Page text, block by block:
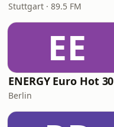
Stuttgart · 89.5 FM
EE
ENERGY Euro Hot 30
Berlin